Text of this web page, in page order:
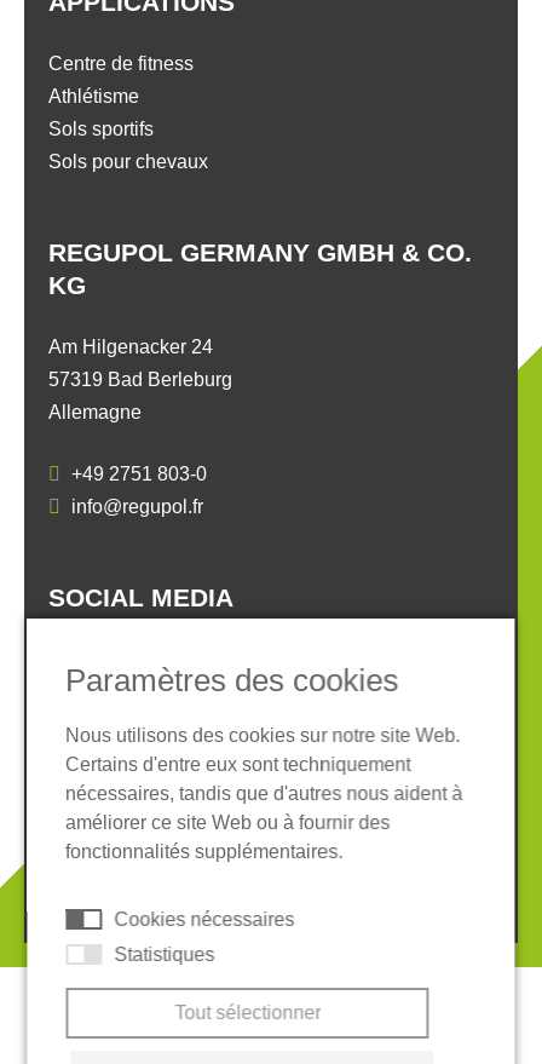
REGUPOL GERMANY GMBH & CO.
KG
Am Hilgenacker 24
57319 Bad Berleburg
Allemagne
+49 2751 803-0
info@regupol.fr
Centre de fitness
Athlétisme
Sols sportifs
Sols pour chevaux
SOCIAL MEDIA
Informations légales
Protection des données
Conditions Générales
Système de whistleblowing
Cookies
Paramètres des cookies
Nous utilisons des cookies sur notre site Web.
Certains d'entre eux sont techniquement
nécessaires, tandis que d'autres nous aident à
améliorer ce site Web ou à fournir des
fonctionnalités supplémentaires.
Cookies nécessaires
Statistiques
Tout sélectionner